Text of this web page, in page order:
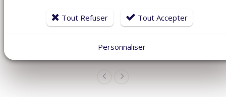
ARTICLES CONNEXES
Dans la même famille de produits ménagers, découvrez
également ces produits plébiscités par nos clients
Tout Refuser Tout Accepter
Personnaliser